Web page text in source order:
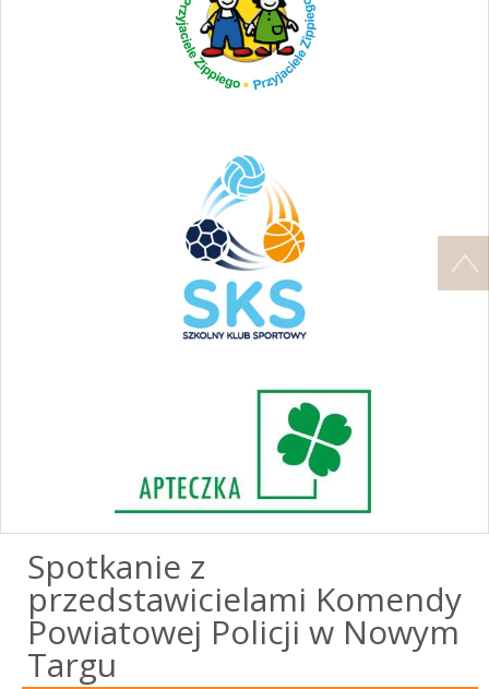
Spotkanie z
przedstawicielami Komendy
Powiatowej Policji w Nowym
Targu